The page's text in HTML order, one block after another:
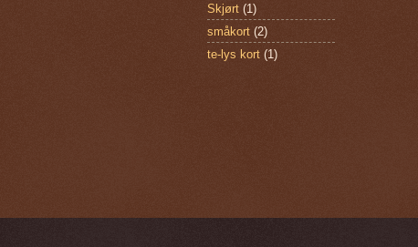
Skjørt (1)
småkort (2)
te-lys kort (1)